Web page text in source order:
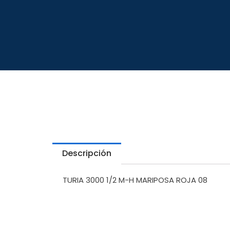
Descripción
TURIA 3000 1/2 M-H MARIPOSA ROJA 08